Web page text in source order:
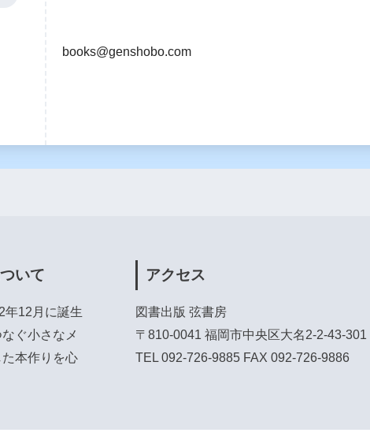
books@genshobo.com
いて
年12月に誕生
ぐ小さなメ
本作りを心
アクセス
図書出版 弦書房
〒810-0041 福岡市中央区大名2-2-43-301
TEL 092-726-9885 FAX 092-726-9886